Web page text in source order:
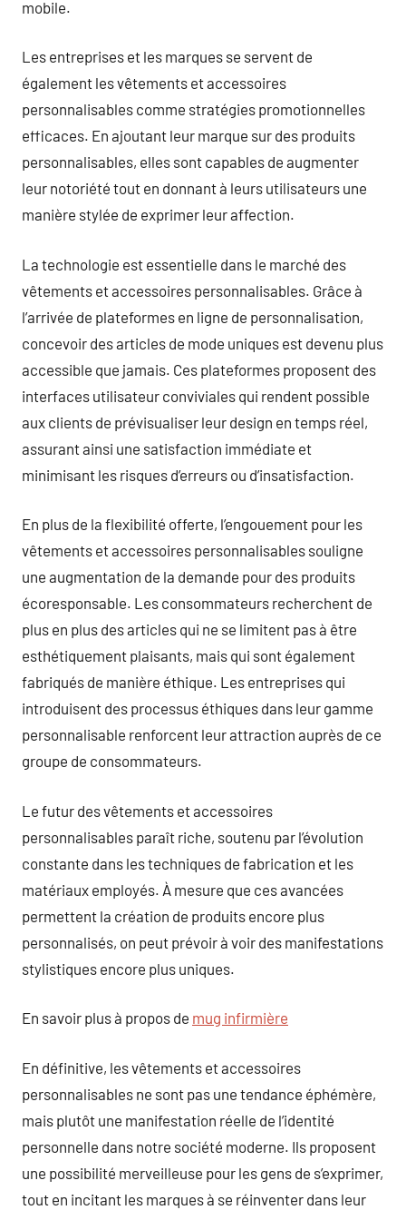
mobile.
Les entreprises et les marques se servent de
également les vêtements et accessoires
personnalisables comme stratégies promotionnelles
efficaces. En ajoutant leur marque sur des produits
personnalisables, elles sont capables de augmenter
leur notoriété tout en donnant à leurs utilisateurs une
manière stylée de exprimer leur affection.
La technologie est essentielle dans le marché des
vêtements et accessoires personnalisables. Grâce à
l’arrivée de plateformes en ligne de personnalisation,
concevoir des articles de mode uniques est devenu plus
accessible que jamais. Ces plateformes proposent des
interfaces utilisateur conviviales qui rendent possible
aux clients de prévisualiser leur design en temps réel,
assurant ainsi une satisfaction immédiate et
minimisant les risques d’erreurs ou d’insatisfaction.
En plus de la flexibilité offerte, l’engouement pour les
vêtements et accessoires personnalisables souligne
une augmentation de la demande pour des produits
écoresponsable. Les consommateurs recherchent de
plus en plus des articles qui ne se limitent pas à être
esthétiquement plaisants, mais qui sont également
fabriqués de manière éthique. Les entreprises qui
introduisent des processus éthiques dans leur gamme
personnalisable renforcent leur attraction auprès de ce
groupe de consommateurs.
Le futur des vêtements et accessoires
personnalisables paraît riche, soutenu par l’évolution
constante dans les techniques de fabrication et les
matériaux employés. À mesure que ces avancées
permettent la création de produits encore plus
personnalisés, on peut prévoir à voir des manifestations
stylistiques encore plus uniques.
En savoir plus à propos de mug infirmière
En définitive, les vêtements et accessoires
personnalisables ne sont pas une tendance éphémère,
mais plutôt une manifestation réelle de l’identité
personnelle dans notre société moderne. Ils proposent
une possibilité merveilleuse pour les gens de s’exprimer,
tout en incitant les marques à se réinventer dans leur